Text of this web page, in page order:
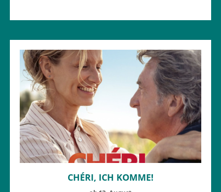
CHÉRI, ICH KOMME!